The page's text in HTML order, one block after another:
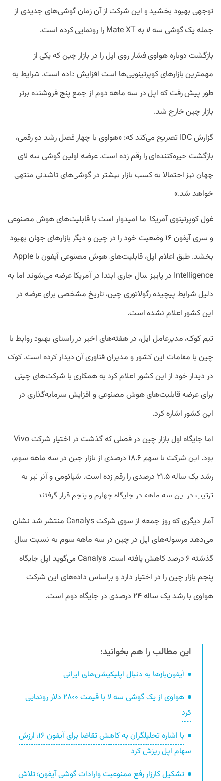
توجهی بهبود بخشید و این شرکت از آن زمان گوشی‌های جدیدی از
جمله یک گوشی سه لا به Mate XT را رونمایی کرده است.
بازگشت دوباره هواوی فشار روی اپل را در بازار چین که یکی از
مهمترین بازارهای کوپرتینویی‌ها است افزایش داده است. شرایط به
طور پیش رفت که اپل در سه ماهه دوم از جمع پنج فروشنده برتر
بازار چین خارج شد.
گزارش IDC تصریح می‌کند که: «هواوی با چهار فصل رشد دو رقمی،
بازگشت خیره‌کننده‌ای را رقم زده است. عرضه اولین گوشی سه‌ لای
چهان نیز احتمالا به کسب بازار بیشتر در گوشی‌های تاشدنی منتهی
خواهد شد.»
غول کوپرتینوی آمریکا اما امیدوار است با قابلیت‌های هوش مصنوعی
و سری آیفون ۱۶ وضعیت خود را در چین و دیگر بازارهای جهان بهبود
بخشد. طبق اعلام اپل، قابلیت‌های هوش مصنوعی آیفون یا Apple
Intelligence در پاییز سال جاری ابتدا در آمریکا عرضه می‌شوند اما به
دلیل شرایط پیچیده رگولاتوری چین، تاریخ مشخصی برای عرضه در
این کشور اعلام نشده است.
تیم کوک، مدیرعامل اپل، در هفته‌های اخیر در راستای بهبود روابط با
چین با مقامات این کشور و مدیران فناوری آن دیدار کرده است. کوک
در دیدار خود از این کشور اعلام کرد به همکاری با شرکت‌های چینی
برای عرضه قابلیت‌های هوش مصنوعی و افزایش سرمایه‌گذاری در
این کشور اشاره کرد.
اما جایگاه اول بازار چین در فصلی که گذشت در اختیار شرکت Vivo
بود. این شرکت با سهم ۱۸.۶ درصدی از بازار چین در سه ماهه سوم،
رشد یک ساله ۲۱.۵ درصدی را رقم زده است. شیائومی و آنر نیر به
ترتیب در این سه ماهه در جایگاه چهارم و پنجم قرار گرفتند.
آمار دیگری که روز جمعه از سوی شرکت Canalys منتشر شد نشان
می‌دهد مرسوله‌های اپل در چین در سه ماهه سوم به نسبت سال
گذشته ۶ درصد کاهش یافته است. Canalys می‌گوید اپل جایگاه
پنجم بازار چین را در اختیار دارد و براساس داده‌های این شرکت
هواوی با رشد یک ساله ۲۴ درصدی در جایگاه دوم است.
این مطالب را هم بخوانید:
آیفون‌بازها به دنبال اپلیکیشن‌های ایرانی
هواوی از یک گوشی سه‌ لا با قیمت ۲۸۰۰ دلار رونمایی
کرد
با اشاره تحلیلگران به کاهش تقاضا برای آیفون ۱۶، ارزش
سهام اپل ریزش کرد
تشکیل کارزار رفع ممنوعیت وارادات گوشی آیفون؛ تلاش